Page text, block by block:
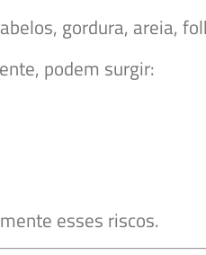
gordura, areia,
podem surgir:
esses riscos.